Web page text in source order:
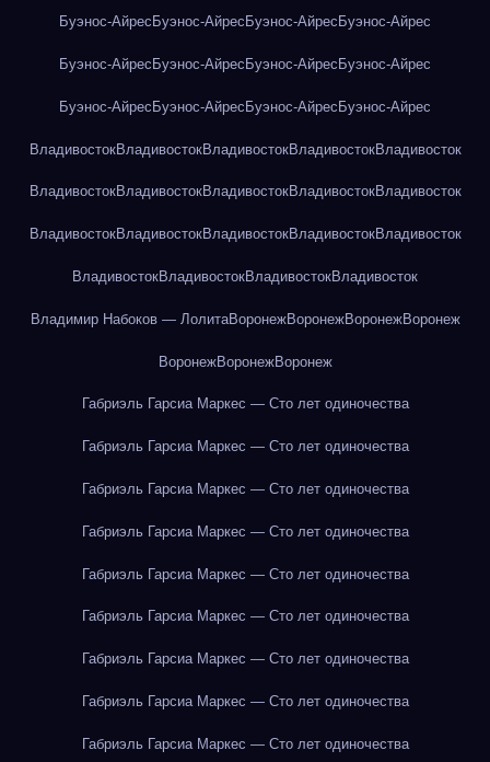
Буэнос-Айрес Буэнос-Айрес Буэнос-Айрес Буэнос-Айрес
Буэнос-Айрес Буэнос-Айрес Буэнос-Айрес Буэнос-Айрес
Буэнос-Айрес Буэнос-Айрес Буэнос-Айрес Буэнос-Айрес
ВладивостокВладивостокВладивостокВладивостокВладивосток
ВладивостокВладивостокВладивостокВладивостокВладивосток
ВладивостокВладивостокВладивостокВладивостокВладивосток
ВладивостокВладивостокВладивостокВладивосток
Владимир Набоков — ЛолитаВоронежВоронежВоронежВоронеж
ВоронежВоронежВоронеж
Габриэль Гарсиа Маркес — Сто лет одиночества
Габриэль Гарсиа Маркес — Сто лет одиночества
Габриэль Гарсиа Маркес — Сто лет одиночества
Габриэль Гарсиа Маркес — Сто лет одиночества
Габриэль Гарсиа Маркес — Сто лет одиночества
Габриэль Гарсиа Маркес — Сто лет одиночества
Габриэль Гарсиа Маркес — Сто лет одиночества
Габриэль Гарсиа Маркес — Сто лет одиночества
Габриэль Гарсиа Маркес — Сто лет одиночества